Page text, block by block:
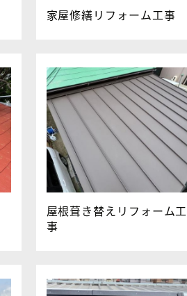
家屋修繕リフォーム工事
屋根葺き替えリフォーム工
事